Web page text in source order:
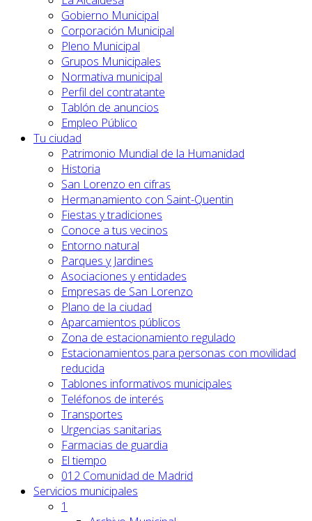
Gobierno Municipal
Corporación Municipal
Pleno Municipal
Grupos Municipales
Normativa municipal
Perfil del contratante
Tablón de anuncios
Empleo Público
Tu ciudad
Patrimonio Mundial de la Humanidad
Historia
San Lorenzo en cifras
Hermanamiento con Saint-Quentin
Fiestas y tradiciones
Conoce a tus vecinos
Entorno natural
Parques y Jardines
Asociaciones y entidades
Empresas de San Lorenzo
Plano de la ciudad
Aparcamientos públicos
Zona de estacionamiento regulado
Estacionamientos para personas con movilidad
reducida
Tablones informativos municipales
Teléfonos de interés
Transportes
Urgencias sanitarias
Farmacias de guardia
El tiempo
012 Comunidad de Madrid
Servicios municipales
1